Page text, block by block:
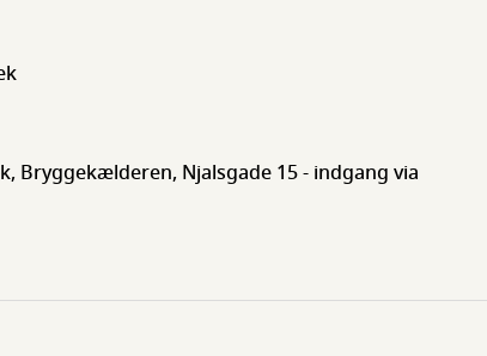
Bryggekælderen, Njalsgade 15 - indgang via